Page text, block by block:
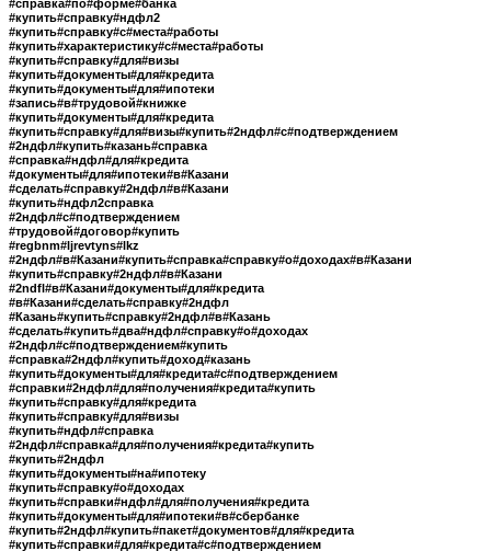
#справка#по#форме#банка
#купить#справку#ндфл2
#купить#справку#с#места#работы
#купить#характеристику#с#места#работы
#купить#справку#для#визы
#купить#документы#для#кредита
#купить#документы#для#ипотеки
#запись#в#трудовой#книжке
#купить#документы#для#кредита
#купить#справку#для#визы#купить#2ндфл#с#подтверждением
#2ндфл#купить#казань#справка
#справка#ндфл#для#кредита
#документы#для#ипотеки#в#Казани
#сделать#справку#2ндфл#в#Казани
#купить#ндфл2справка
#2ндфл#с#подтверждением
#трудовой#договор#купить
#regbnm#ljrevtyns#lkz
#2ндфл#в#Казани#купить#справка#справку#о#доходах#в#Казани
#купить#справку#2ндфл#в#Казани
#2ndfl#в#Казани#документы#для#кредита
#в#Казани#сделать#справку#2ндфл
#Казань#купить#справку#2ндфл#в#Казань
#сделать#купить#два#ндфл#справку#о#доходах
#2ндфл#с#подтверждением#купить
#справка#2ндфл#купить#доход#казань
#купить#документы#для#кредита#с#подтверждением
#справки#2ндфл#для#получения#кредита#купить
#купить#справку#для#кредита
#купить#справку#для#визы
#купить#ндфл#справка
#2ндфл#справка#для#получения#кредита#купить
#купить#2ндфл
#купить#документы#на#ипотеку
#купить#справку#о#доходах
#купить#справки#ндфл#для#получения#кредита
#купить#документы#для#ипотеки#в#сбербанке
#купить#2ндфл#купить#пакет#документов#для#кредита
#купить#справки#для#кредита#с#подтверждением